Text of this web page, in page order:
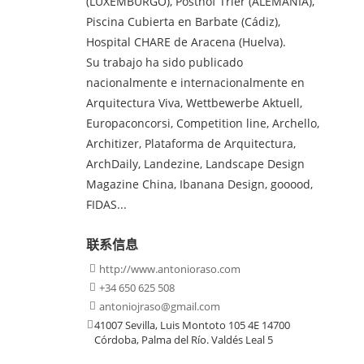
Piscina Cubierta en Barbate (Cádiz),
Hospital CHARE de Aracena (Huelva).
Su trabajo ha sido publicado
nacionalmente e internacionalmente en
Arquitectura Viva, Wettbewerbe Aktuell,
Europaconcorsi, Competition line, Archello,
Architizer, Plataforma de Arquitectura,
ArchDaily, Landezine, Landscape Design
Magazine China, Ibanana Design, gooood,
FIDAS...
联系信息
 http://www.antonioraso.com
 +34 650 625 508
 antoniojraso@gmail.com
 41007 Sevilla, Luis Montoto 105 4E 14700
Córdoba, Palma del Río. Valdés Leal 5